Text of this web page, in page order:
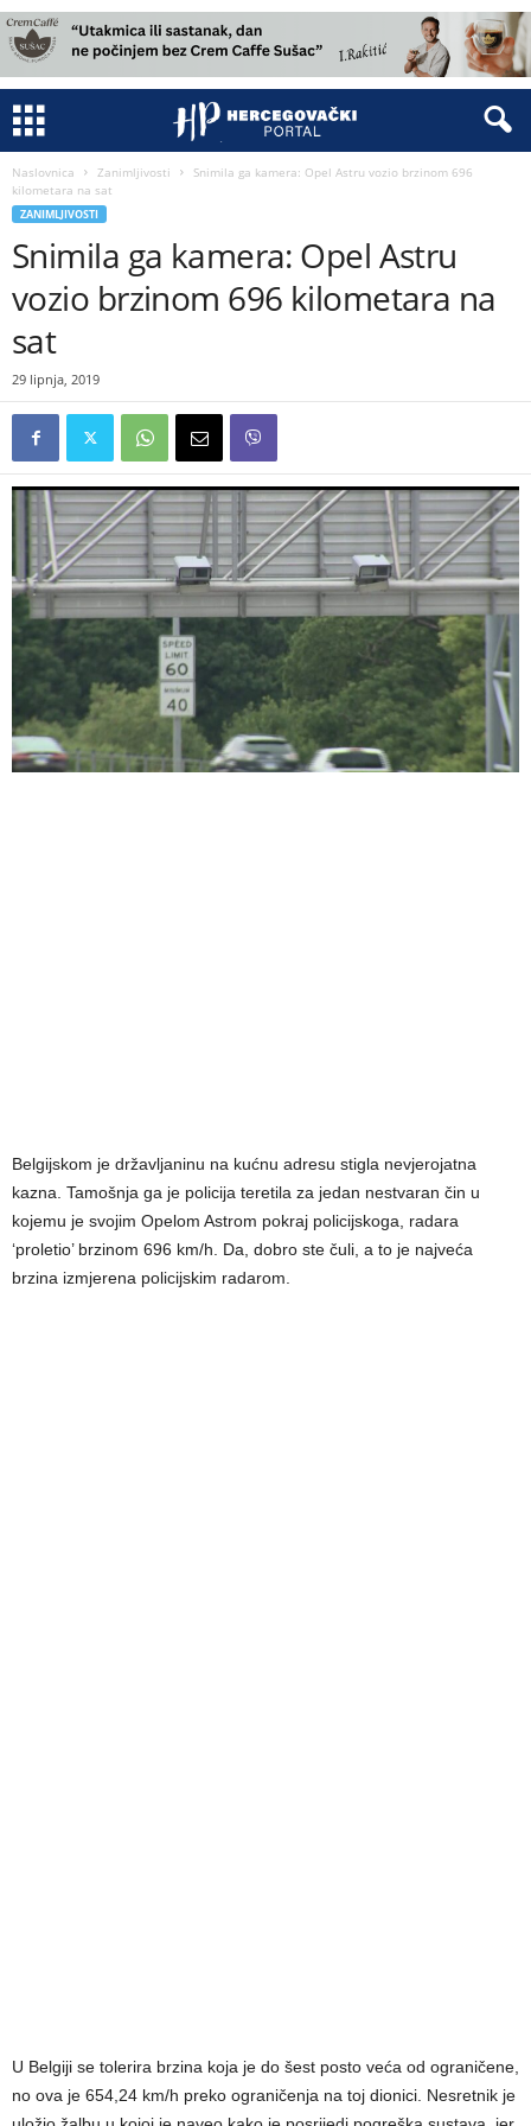
Naslovnica Zanimljivosti
Snimila ga kamera: Opel Astru vozio brzinom 696
kilometara na sat
ZANIMLJIVOSTI
Snimila ga kamera: Opel Astru
vozio brzinom 696 kilometara na
sat
29 lipnja, 2019
Belgijskom je državljaninu na kućnu adresu stigla nevjerojatna
kazna. Tamošnja ga je policija teretila za jedan nestvaran čin u
kojemu je svojim Opelom Astrom pokraj policijskoga, radara
‘proletio’ brzinom 696 km/h. Da, dobro ste čuli, a to je najveća
brzina izmjerena policijskim radarom.
U Belgiji se tolerira brzina koja je do šest posto veća od ograničene,
no ova je 654,24 km/h preko ograničenja na toj dionici. Nesretnik je